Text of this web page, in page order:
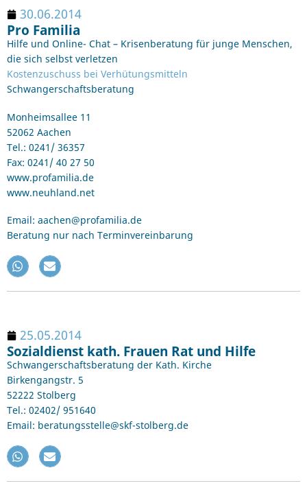
30.06.2014
Pro Familia
Hilfe und Online- Chat – Krisenberatung für junge Menschen,
die sich selbst verletzen
Kostenzuschuss bei Verhütungsmitteln
Schwangerschaftsberatung
Monheimsallee 11
52062 Aachen
Tel.: 0241/ 36357
Fax: 0241/ 40 27 50
www.profamilia.de
www.neuhland.net
Email: aachen@profamilia.de
Beratung nur nach Terminvereinbarung
25.05.2014
Sozialdienst kath. Frauen Rat und Hilfe
Schwangerschaftsberatung der Kath. Kirche
Birkengangstr. 5
52222 Stolberg
Tel.: 02402/ 951640
Email: beratungsstelle@skf-stolberg.de